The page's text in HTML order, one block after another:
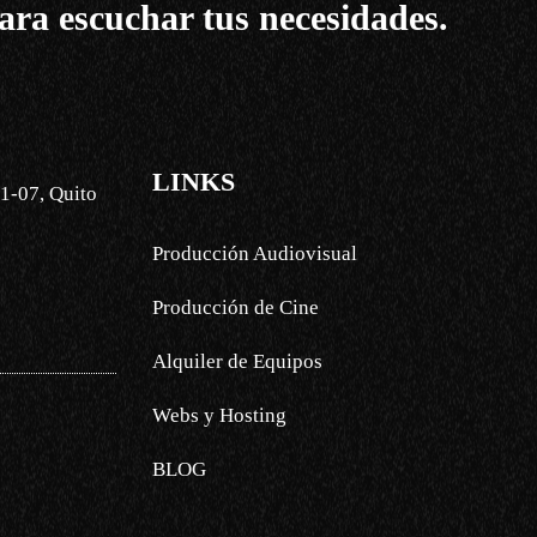
escuchar tus necesidades.
07, Quito LINKS
Producción Audiovisual
Producción de Cine
Alquiler de Equipos
Webs y Hosting
BLOG